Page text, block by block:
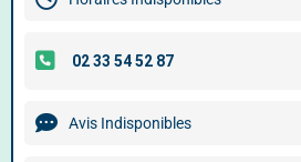
Avis Indisponibles